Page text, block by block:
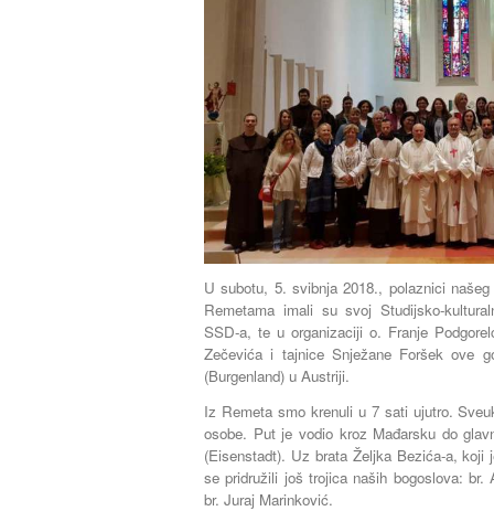
U subotu, 5. svibnja 2018., polaznici
Remetama imali su svoj Studijsko-
SSD-a, te u organizaciji o. Franje
Zečevića i tajnice Snježane Foršek ove
(Burgenland) u Austriji.
Iz Remeta smo krenuli u 7 sati ujutro.
osobe. Put je vodio kroz Mađarsku do
(Eisenstadt). Uz brata Željka Bezića-a,
se pridružili još trojica naših bogoslova:
br. Juraj Marinković.